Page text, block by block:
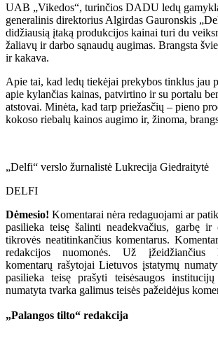
UAB „Vikedos“, turinčios DADU ledų
generalinis direktorius Algirdas Gauronskis
didžiausią įtaką produkcijos kainai turi du
žaliavų ir darbo sąnaudų augimas. Brangsta
ir kakava.
Apie tai, kad ledų tiekėjai prekybos tinklus jau
apie kylančias kainas, patvirtino ir su portalu
atstovai. Minėta, kad tarp priežasčių – pieno
kokoso riebalų kainos augimo ir, žinoma,
„Delfi“ verslo žurnalistė Lukrecija Giedraitytė
DELFI
Dėmesio! Komentarai nėra redaguojami ar
pasilieka teisę šalinti neadekvačius, garbę ir
tikrovės neatitinkančius komentarus.
redakcijos nuomonės. Už įžeidžiančius
komentarų rašytojai Lietuvos įstatymų
pasilieka teisę prašyti teisėsaugos
numatyta tvarka galimus teisės pažeidėjus
„Palangos tilto“ redakcija